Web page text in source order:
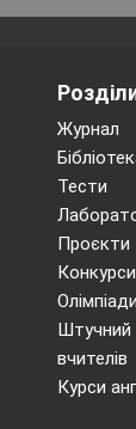
Журнал
Тести
Проєкти
Конкурси
Олімпіади
Штучний
вчителів
Курси